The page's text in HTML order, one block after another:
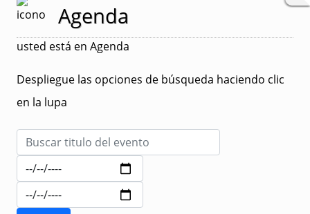
Agenda
usted está en Agenda
Despliegue las opciones de búsqueda haciendo clic
en la lupa